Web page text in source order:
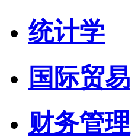
统计学
国际贸易
财务管理